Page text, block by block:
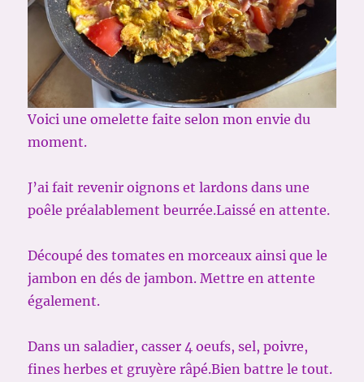
Voici une omelette faite selon mon envie du
moment.
J’ai fait revenir oignons et lardons dans une
poêle préalablement beurrée.Laissé en attente.
Découpé des tomates en morceaux ainsi que le
jambon en dés de jambon. Mettre en attente
également.
Dans un saladier, casser 4 oeufs, sel, poivre,
fines herbes et gruyère râpé.Bien battre le tout.